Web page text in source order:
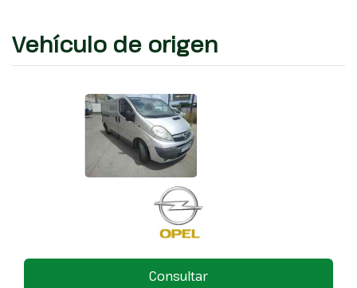
Vehículo de origen
Consultar